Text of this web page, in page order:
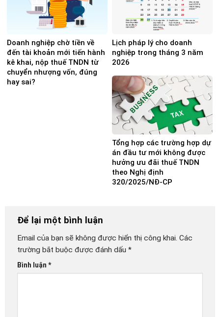
Doanh nghiệp chờ tiền về
đến tài khoản mới tiến hành
kê khai, nộp thuế TNDN từ
chuyển nhượng vốn, đúng
hay sai?
Lịch pháp lý cho doanh
nghiệp trong tháng 3 năm
2026
Tổng hợp các trường hợp dự
án đầu tư mới không được
hưởng ưu đãi thuế TNDN
theo Nghị định
320/2025/NĐ-CP
Để lại một bình luận
Email của bạn sẽ không được hiển thị công khai. Các
trường bắt buộc được đánh dấu *
Bình luận *